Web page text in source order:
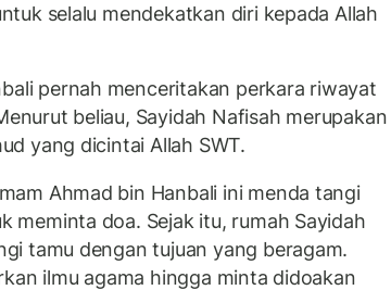
selalu mendekatkan diri kepada Allah
pernah menceritakan perkara riwayat
beliau, Sayidah Nafisah merupakan
yang dicintai Allah SWT.
Ahmad bin Hanbali ini menda tangi
meminta doa. Sejak itu, rumah Sayidah
tamu dengan tujuan yang beragam.
ilmu agama hingga minta didoakan